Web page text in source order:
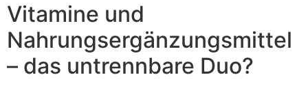
Vitamine und
Nahrungsergänzungsmittel
– das untrennbare Duo?